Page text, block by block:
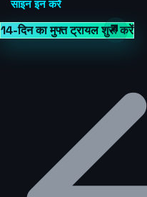
साइन इन करें
14-दिन का मुफ्त ट्रायल शुरू करें